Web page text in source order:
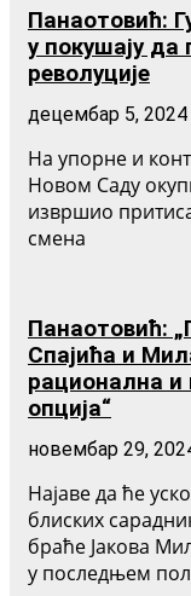
Панаотовић:
у покушају да
револуције
децембар 5, 2024
На упорне и
Новом Саду
извршио
смена
Панаотовић:
Спајића и
рационална и
опција“
новембар 29,
Најаве да ће
блиских
браће Јакова
у последњем